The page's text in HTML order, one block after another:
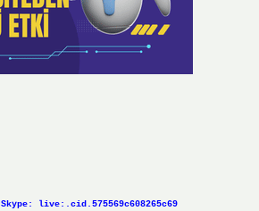
Skype: live:.cid.575569c608265c69